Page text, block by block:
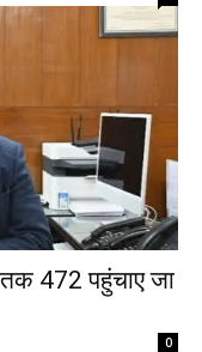
तक 472 पहुंचाए जा
0